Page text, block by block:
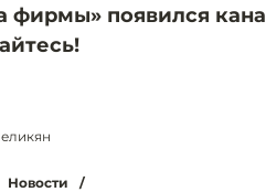
фирмы» появился
Новости
/